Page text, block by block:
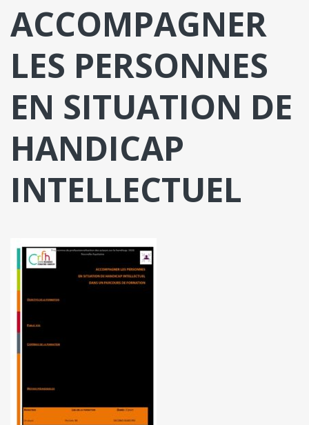
ACCOMPAGNER
LES PERSONNES
EN SITUATION DE
HANDICAP
INTELLECTUEL